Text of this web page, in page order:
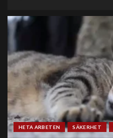
HETA ARBETEN SÄKERHET